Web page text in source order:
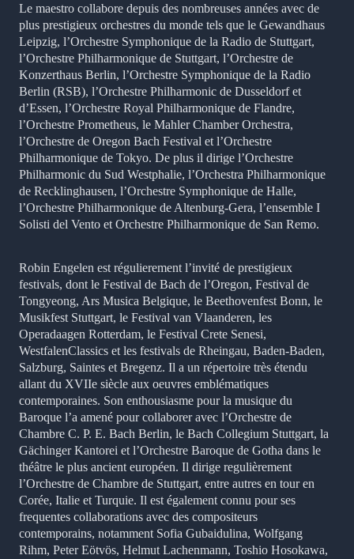
Le maestro collabore depuis des nombreuses années avec de
plus prestigieux orchestres du monde tels que le Gewandhaus
Leipzig, l’Orchestre Symphonique de la Radio de Stuttgart,
l’Orchestre Philharmonique de Stuttgart, l’Orchestre de
Konzerthaus Berlin, l’Orchestre Symphonique de la Radio
Berlin (RSB), l’Orchestre Philharmonic de Dusseldorf et
d’Essen, l’Orchestre Royal Philharmonique de Flandre,
l’Orchestre Prometheus, le Mahler Chamber Orchestra,
l’Orchestre de Oregon Bach Festival et l’Orchestre
Philharmonique de Tokyo. De plus il dirige l’Orchestre
Philharmonic du Sud Westphalie, l’Orchestra Philharmonique
de Recklinghausen, l’Orchestre Symphonique de Halle,
l’Orchestre Philharmonique de Altenburg-Gera, l’ensemble I
Solisti del Vento et Orchestre Philharmonique de San Remo.
Robin Engelen est régulierement l’invité de prestigieux
festivals, dont le Festival de Bach de l’Oregon, Festival de
Tongyeong, Ars Musica Belgique, le Beethovenfest Bonn, le
Musikfest Stuttgart, le Festival van Vlaanderen, les
Operadaagen Rotterdam, le Festival Crete Senesi,
WestfalenClassics et les festivals de Rheingau, Baden-Baden,
Salzburg, Saintes et Bregenz. Il a un répertoire très étendu
allant du XVIIe siècle aux oeuvres emblématiques
contemporaines. Son enthousiasme pour la musique du
Baroque l’a amené pour collaborer avec l’Orchestre de
Chambre C. P. E. Bach Berlin, le Bach Collegium Stuttgart, la
Gächinger Kantorei et l’Orchestre Baroque de Gotha dans le
théâtre le plus ancient européen. Il dirige regulièrement
l’Orchestre de Chambre de Stuttgart, entre autres en tour en
Corée, Italie et Turquie. Il est également connu pour ses
frequentes collaborations avec des compositeurs
contemporains, notamment Sofia Gubaidulina, Wolfgang
Rihm, Peter Eötvös, Helmut Lachenmann, Toshio Hosokawa,